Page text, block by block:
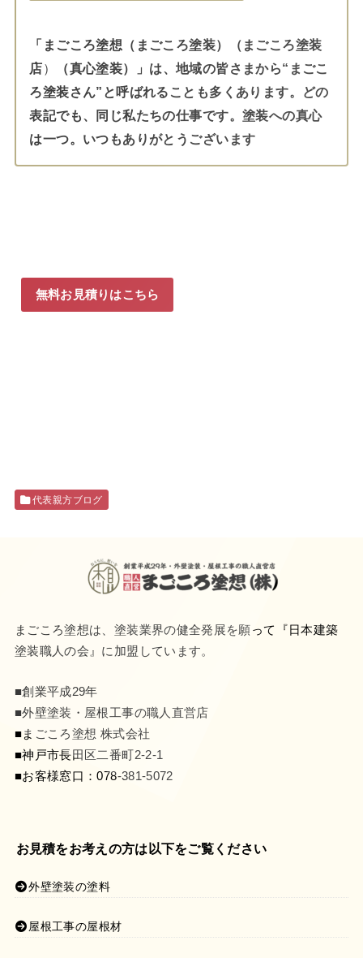
「まごころ塗想（まごころ塗装）（まごころ塗装
店）
（真心塗装）」は、地域の皆さまから“まごこ
ろ塗装さん”と呼ばれることも多くあります。どの
表記でも、同じ私たちの仕事です。塗装への真心
は一つ。いつもありがとうございます
無料お見積りはこちら
代表親方ブログ
まごころ塗想は、塗装業界の健全発展を願って『 日本建築
塗装職人の会』に加盟しています。
■創業平成29年
■外壁塗装・屋根工事の職人直営店
■まごころ塗想 株式会社
■神戸市長田区二番町2-2-1
■お客様窓口：078-381-5072
お見積をお考えの方は以下をご覧ください
外壁塗装の塗料
屋根工事の屋根材